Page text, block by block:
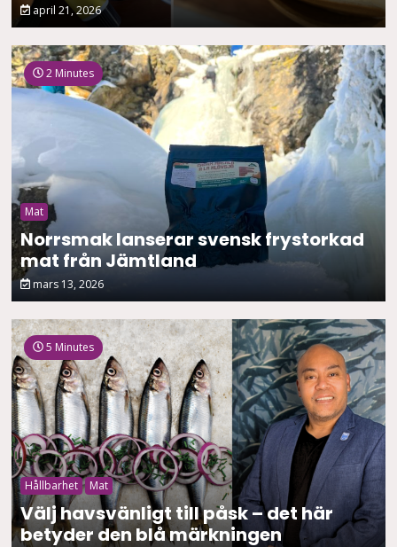
april 21, 2026
2 Minutes
Mat
Norrsmak lanserar svensk frystorkad
mat från Jämtland
mars 13, 2026
5 Minutes
Hållbarhet Mat
Välj havsvänligt till påsk – det här
betyder den blå märkningen